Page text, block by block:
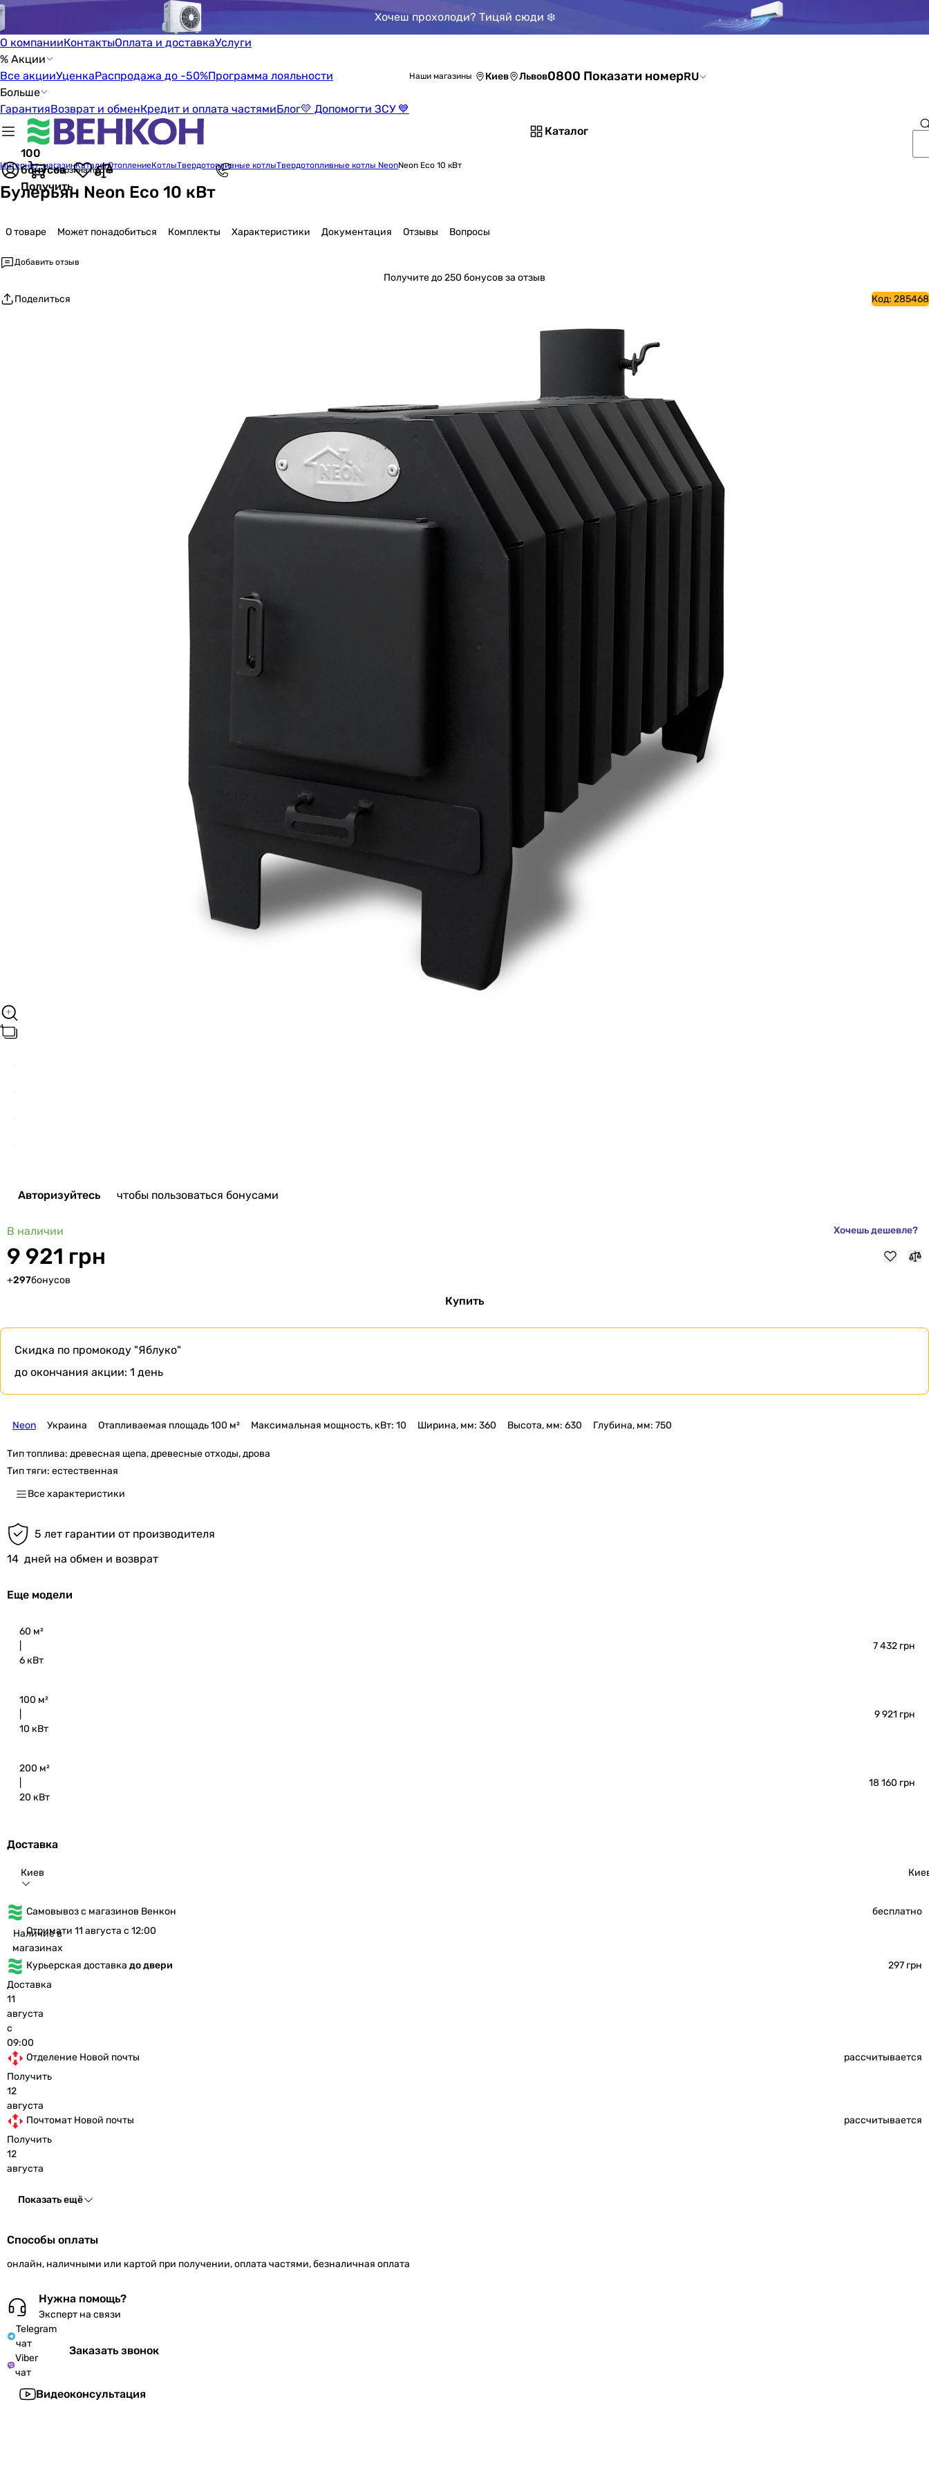
Хочеш прохолоди? Тицяй сюди ❄️
О компанииКонтактыОплата и доставкаУслуги
% Акции
Все акцииУценкаРаспродажа до -50%Программа лояльности
Больше
ГарантияВозврат и обменКредит и оплата частямиБлог💛 Допомогти ЗСУ 💙
Наши магазины Киев Львов0800 Показати номерRU
Каталог
100
бонусов
Получить
Корзина пуста
Интернет-магазинКаталогОтоплениеКотлыТвердотопливные котлыТвердотопливные котлы NeonNeon Eco 10 кВт
Булерьян Neon Eco 10 кВт
О товаре Может понадобиться Комплекты Характеристики Документация Отзывы Вопросы
Добавить отзыв
Получитедо 250 бонусов за отзыв
Поделиться
Код: 285468
Авторизуйтесь чтобы пользоваться бонусами
В наличии Хочешь дешевле?
9 921 грн
+297бонусов
Купить
Скидка по промокоду "Яблуко"
до окончания акции: 1 день
Neon Украина Отапливаемая площадь 100 м² Максимальная мощность, кВт: 10 Ширина, мм: 360 Высота, мм: 630 Глубина, мм: 750
Тип топлива: древесная щепа, древесные отходы, дрова
Тип тяги: естественная
Все характеристики
5 лет гарантии от производителя
14 дней на обмен и возврат
Еще модели
60 м²
6 кВт
7 432 грн
100 м²
10 кВт
9 921 грн
200 м²
20 кВт
18 160 грн
Доставка
Киев
Самовывоз с магазинов Венкон
бесплатно
Наличие в
магазинах
Отримати 11 августа с 12:00
Курьерская доставка до двери
297 грн
Доставка
11
августа
с
09:00
Отделение Новой почты
рассчитывается
Получить
12
августа
Почтомат Новой почты
рассчитывается
Получить
12
августа
Показать ещё
Способы оплаты
онлайн, наличными или картой при получении, оплата частями, безналичная оплата
Нужна помощь?
Эксперт на связи
Telegram
чат
Viber
чат
Заказать звонок
Видеоконсультация